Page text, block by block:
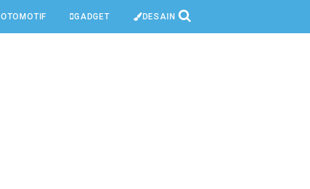
OTOMOTIF GADGET DESAIN